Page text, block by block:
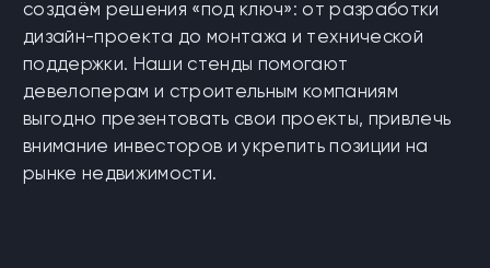
создаём решения «под ключ»: от разработки
дизайн-проекта до монтажа и технической
поддержки. Наши стенды помогают
девелоперам и строительным компаниям
выгодно презентовать свои проекты, привлечь
внимание инвесторов и укрепить позиции на
рынке недвижимости.